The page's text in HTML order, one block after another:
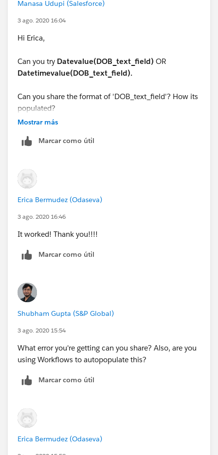
Manasa Udupi (Salesforce)
3 ago. 2020 16:04
Hi Erica,
Can you try Datevalue(DOB_text_field) OR
Datetimevalue(DOB_text_field).
Can you share the format of 'DOB_text_field'? How its
populated?
Mostrar más
Marcar como útil
Erica Bermudez (Odaseva)
3 ago. 2020 16:46
It worked! Thank you!!!!
Marcar como útil
Shubham Gupta (S&P Global)
3 ago. 2020 15:54
What error you're getting can you share? Also, are you
using Workflows to autopopulate this?
Marcar como útil
Erica Bermudez (Odaseva)